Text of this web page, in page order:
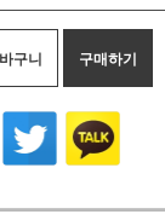
구니 구매하기